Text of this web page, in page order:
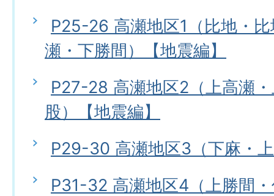
P25-26 高瀬地区1（比地・
瀬・下勝間）【地震編】
P27-28 高瀬地区2（上高瀬
股）【地震編】
P29-30 高瀬地区3（下麻・
P31-32 高瀬地区4（上勝間